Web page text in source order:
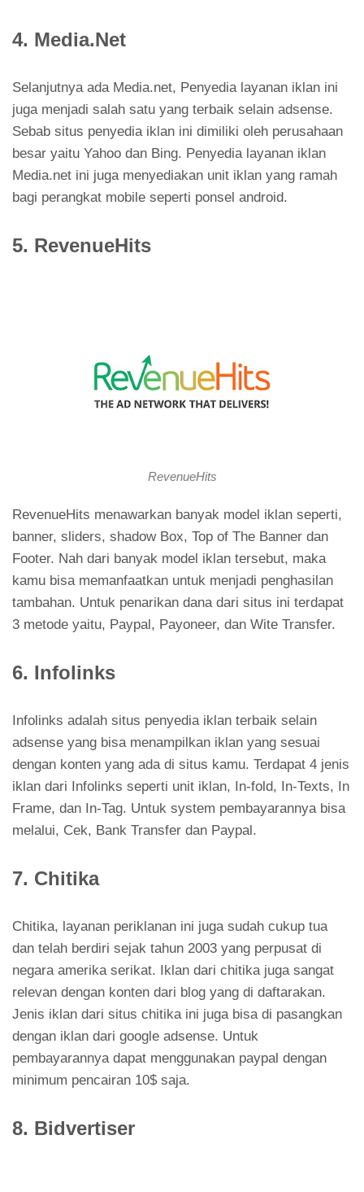
4. Media.Net
Selanjutnya ada Media.net, Penyedia layanan iklan ini
juga menjadi salah satu yang terbaik selain adsense.
Sebab situs penyedia iklan ini dimiliki oleh perusahaan
besar yaitu Yahoo dan Bing. Penyedia layanan iklan
Media.net ini juga menyediakan unit iklan yang ramah
bagi perangkat mobile seperti ponsel android.
5. RevenueHits
RevenueHits
RevenueHits menawarkan banyak model iklan seperti,
banner, sliders, shadow Box, Top of The Banner dan
Footer. Nah dari banyak model iklan tersebut, maka
kamu bisa memanfaatkan untuk menjadi penghasilan
tambahan. Untuk penarikan dana dari situs ini terdapat
3 metode yaitu, Paypal, Payoneer, dan Wite Transfer.
6. Infolinks
Infolinks adalah situs penyedia iklan terbaik selain
adsense yang bisa menampilkan iklan yang sesuai
dengan konten yang ada di situs kamu. Terdapat 4 jenis
iklan dari Infolinks seperti unit iklan, In-fold, In-Texts, In
Frame, dan In-Tag. Untuk system pembayarannya bisa
melalui, Cek, Bank Transfer dan Paypal.
7. Chitika
Chitika, layanan periklanan ini juga sudah cukup tua
dan telah berdiri sejak tahun 2003 yang perpusat di
negara amerika serikat. Iklan dari chitika juga sangat
relevan dengan konten dari blog yang di daftarakan.
Jenis iklan dari situs chitika ini juga bisa di pasangkan
dengan iklan dari google adsense. Untuk
pembayarannya dapat menggunakan paypal dengan
minimum pencairan 10$ saja.
8. Bidvertiser